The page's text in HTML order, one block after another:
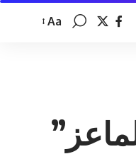
Aa